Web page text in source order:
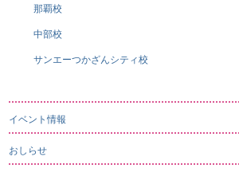
那覇校
中部校
サンエーつかざんシティ校
イベント情報
おしらせ